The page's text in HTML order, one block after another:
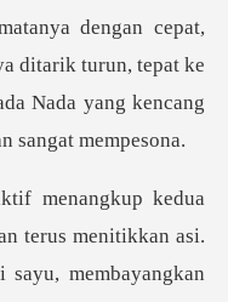
ditarik turun, tepat ke
terus menitikkan asi.